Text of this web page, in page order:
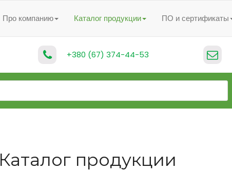
Про компанию Каталог продукции ПО и сертификаты
+380 (67) 374-44-53
Каталог продукции